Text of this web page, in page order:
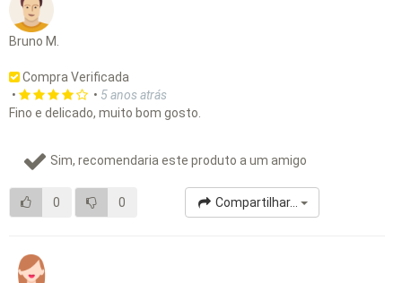
Bruno M.
Compra Verificada
•
• 5 anos atrás
Fino e delicado, muito bom gosto.
Sim, recomendaria este produto a um amigo
0 0 Compartilhar...